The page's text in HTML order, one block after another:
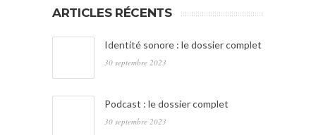
ARTICLES RÉCENTS
Identité sonore : le dossier complet
30 septembre 2023
Podcast : le dossier complet
30 septembre 2023